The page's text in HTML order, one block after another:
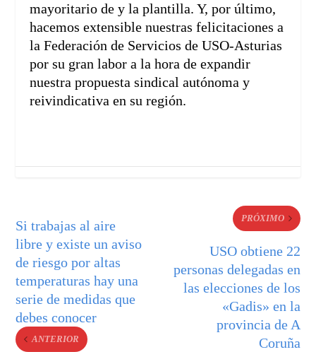
mayoritario de y la plantilla. Y, por último,
hacemos extensible nuestras felicitaciones a
la Federación de Servicios de USO-Asturias
por su gran labor a la hora de expandir
nuestra propuesta sindical autónoma y
reivindicativa en su región.
Si trabajas al aire
libre y existe un aviso
de riesgo por altas
temperaturas hay una
serie de medidas que
debes conocer
ANTERIOR
PRÓXIMO
USO obtiene 22
personas delegadas en
las elecciones de los
«Gadis» en la
provincia de A
Coruña